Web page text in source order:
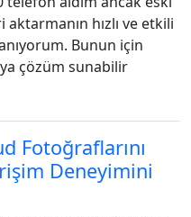
hızlı ve etkili
Bunun için
çözüm sunabilir
Fotoğraflarını
Deneyimini